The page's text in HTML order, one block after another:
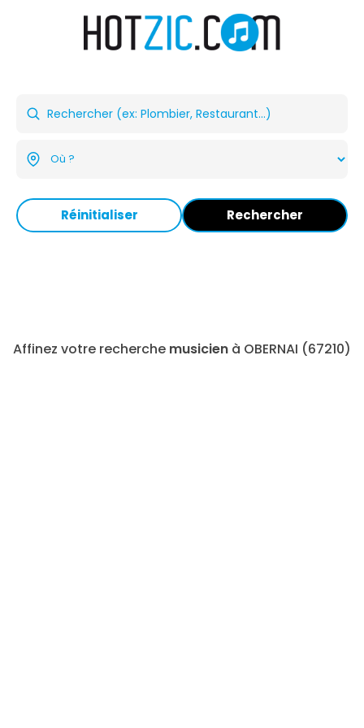
Réinitialiser Rechercher
Affinez votre recherche musicien à OBERNAI (67210)